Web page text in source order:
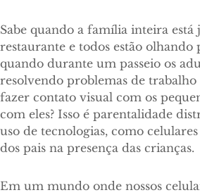
Sabe quando a família inteira
restaurante e todos estão olhando
quando durante um passeio os
resolvendo problemas de trabalho
fazer contato visual com os
com eles? Isso é parentalidade
uso de tecnologias, como
dos pais na presença das crianças.
Em um mundo onde nossos